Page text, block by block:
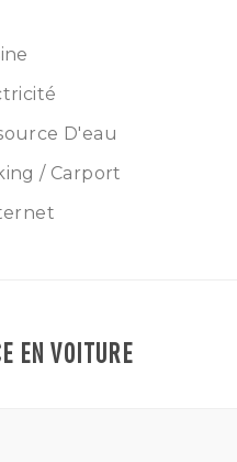
et Annuelle
D'eau
/ Carport
EN VOITURE